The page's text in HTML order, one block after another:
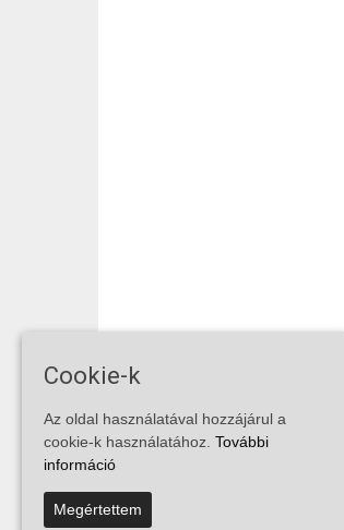
Cookie-k
Az oldal használatával hozzájárul a
cookie-k használatához. További
információ
Megértettem